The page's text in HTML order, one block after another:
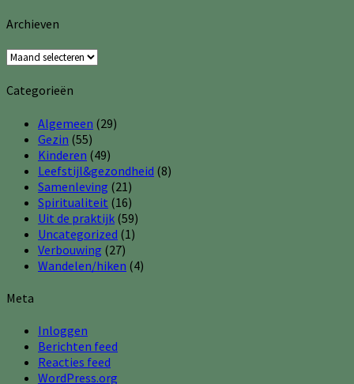
Archieven
Archieven
Categorieën
Algemeen (29)
Gezin (55)
Kinderen (49)
Leefstijl&gezondheid (8)
Samenleving (21)
Spiritualiteit (16)
Uit de praktijk (59)
Uncategorized (1)
Verbouwing (27)
Wandelen/hiken (4)
Meta
Inloggen
Berichten feed
Reacties feed
WordPress.org